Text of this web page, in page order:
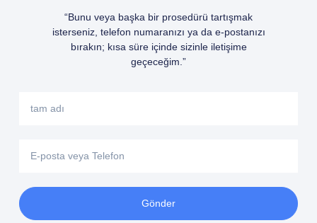
“Bunu veya başka bir prosedürü tartışmak
isterseniz, telefon numaranızı ya da e-postanızı
bırakın; kısa süre içinde sizinle iletişime
geçeceğim.”
Gönder